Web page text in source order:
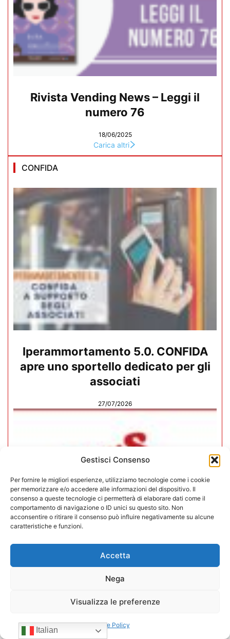
Gestisci Consenso
Per fornire le migliori esperienze, utilizziamo tecnologie come i cookie
per memorizzare e/o accedere alle informazioni del dispositivo. Il
consenso a queste tecnologie ci permetterà di elaborare dati come il
comportamento di navigazione o ID unici su questo sito. Non
acconsentire o ritirare il consenso può influire negativamente su alcune
caratteristiche e funzioni.
Accetta
Nega
Visualizza le preferenze
Cookie Policy
Rivista Vending News – Leggi il
numero 76
18/06/2025
Carica altri
CONFIDA
Iperammortamento 5.0. CONFIDA
apre uno sportello dedicato per gli
associati
27/07/2026
In CONFIDA l’ingresso di 4 nuovi
associati
Italian